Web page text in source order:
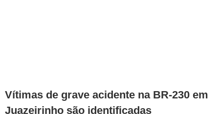
Vítimas de grave acidente na BR-230 em
Juazeirinho são identificadas